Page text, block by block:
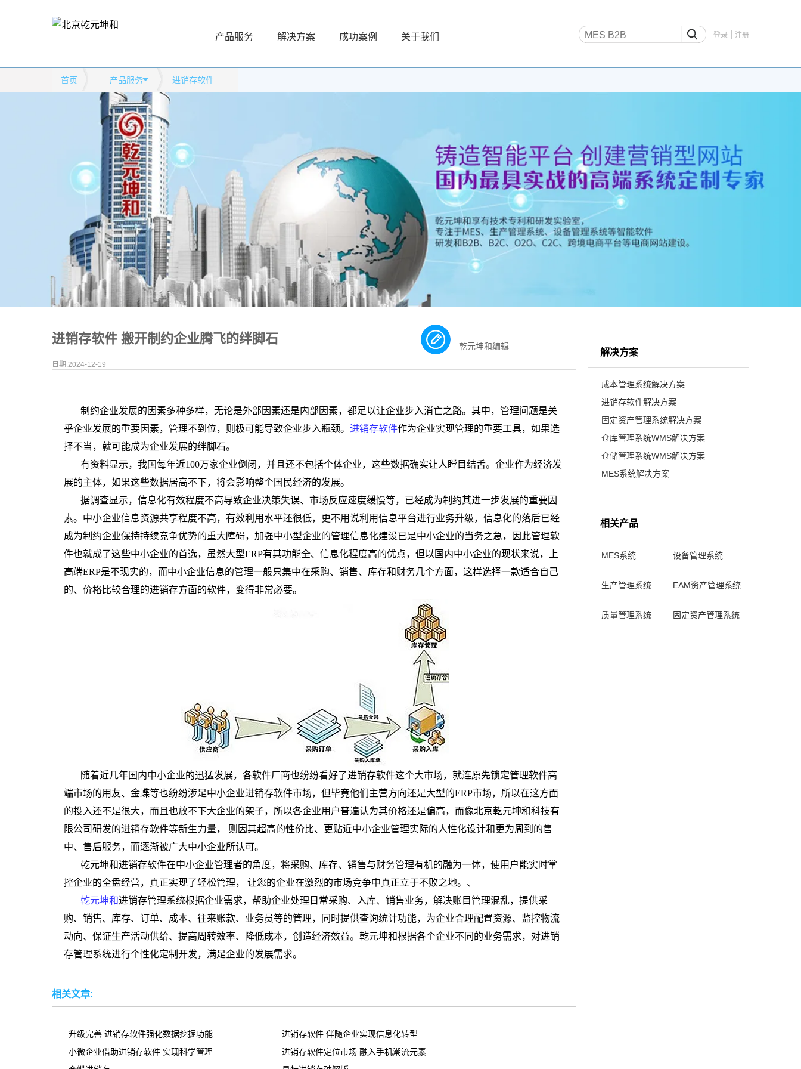
产品服务 解决方案 成功案例 关于我们 登录 注册
首页 产品服务 进销存软件
进销存软件 搬开制约企业腾飞的绊脚石
日期:2024-12-19
乾元坤和编辑
制约企业发展的因素多种多样，无论是外部因素还是内部因素，都足以让企业步入消亡之路。其中，管理问题是关
乎企业发展的重要因素，管理不到位，则极可能导致企业步入瓶颈。 进销存软件作为企业实现管理的重要工具，如果选
择不当，就可能成为企业发展的绊脚石。
有资料显示，我国每年近100万家企业倒闭，并且还不包括个体企业，这些数据确实让人瞠目结舌。企业作为经济发
展的主体，如果这些数据居高不下，将会影响整个国民经济的发展。
据调查显示，信息化有效程度不高导致企业决策失误、市场反应速度缓慢等，已经成为制约其进一步发展的重要因
素。中小企业信息资源共享程度不高，有效利用水平还很低，更不用说利用信息平台进行业务升级，信息化的落后已经
成为制约企业保持持续竞争优势的重大障碍，加强中小型企业的管理信息化建设已是中小企业的当务之急，因此管理软
件也就成了这些中小企业的首选，虽然大型ERP有其功能全、信息化程度高的优点，但以国内中小企业的现状来说，上
高端ERP是不现实的，而中小企业信息的管理一般只集中在采购、销售、库存和财务几个方面，这样选择一款适合自己
的、价格比较合理的进销存方面的软件，变得非常必要。
随着近几年国内中小企业的迅猛发展，各软件厂商也纷纷看好了进销存软件这个大市场，就连原先锁定管理软件高
端市场的用友、金蝶等也纷纷涉足中小企业进销存软件市场，但毕竟他们主营方向还是大型的ERP市场，所以在这方面
的投入还不是很大，而且也放不下大企业的架子，所以各企业用户普遍认为其价格还是偏高，而像北京乾元坤和科技有
限公司研发的进销存软件等新生力量， 则因其超高的性价比、更贴近中小企业管理实际的人性化设计和更为周到的售
中、售后服务，而逐渐被广大中小企业所认可。
乾元坤和进销存软件在中小企业管理者的角度，将采购、库存、销售与财务管理有机的融为一体，使用户能实时掌
控企业的全盘经营，真正实现了轻松管理， 让您的企业在激烈的市场竞争中真正立于不败之地。、
乾元坤和进销存管理系统根据企业需求，帮助企业处理日常采购、入库、销售业务，解决账目管理混乱，提供采
购、销售、库存、订单、成本、往来账款、业务员等的管理，同时提供查询统计功能，为企业合理配置资源、监控物流
动向、保证生产活动供给、提高周转效率、降低成本，创造经济效益。乾元坤和根据各个企业不同的业务需求，对进销
存管理系统进行个性化定制开发，满足企业的发展需求。
相关文章:
升级完善 进销存软件强化数据挖掘功能
进销存软件 伴随企业实现信息化转型
小微企业借助进销存软件 实现科学管理
进销存软件定位市场 融入手机潮流元素
解决方案
成本管理系统解决方案
进销存软件解决方案
固定资产管理系统解决方案
仓库管理系统WMS解决方案
仓储管理系统WMS解决方案
MES系统解决方案
相关产品
MES系统 设备管理系统
生产管理系统 EAM资产管理系统
质量管理系统 固定资产管理系统